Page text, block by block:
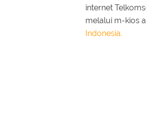
internet
melalui m-kios
Indonesia.